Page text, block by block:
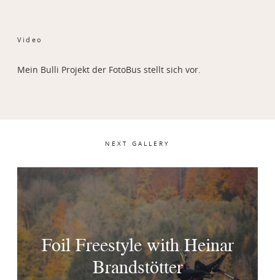
Video
Mein Bulli Projekt der FotoBus stellt sich vor.
NEXT GALLERY
Foil Freestyle with Heinar
Brandstötter